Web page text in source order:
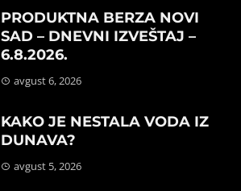
PRODUKTNA BERZA NOVI
SAD – DNEVNI IZVEŠTAJ –
6.8.2026.
avgust 6, 2026
KAKO JE NESTALA VODA IZ
DUNAVA?
avgust 5, 2026